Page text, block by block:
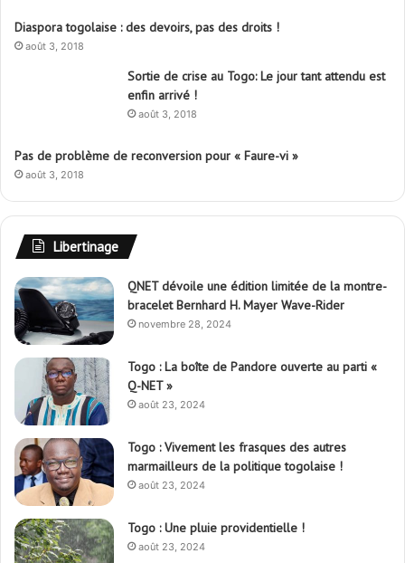
Diaspora togolaise : des devoirs, pas des droits !
août 3, 2018
Sortie de crise au Togo: Le jour tant attendu est
enfin arrivé !
août 3, 2018
Pas de problème de reconversion pour « Faure-vi »
août 3, 2018
Libertinage
QNET dévoile une édition limitée de la montre-
bracelet Bernhard H. Mayer Wave-Rider
novembre 28, 2024
Togo : La boîte de Pandore ouverte au parti «
Q-NET »
août 23, 2024
Togo : Vivement les frasques des autres
marmailleurs de la politique togolaise !
août 23, 2024
Togo : Une pluie providentielle !
août 23, 2024